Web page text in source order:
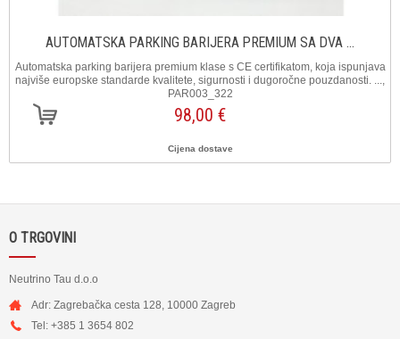
AUTOMATSKA PARKING BARIJERA PREMIUM SA DVA ...
Automatska parking barijera premium klase s CE certifikatom, koja ispunjava
najviše europske standarde kvalitete, sigurnosti i dugoročne pouzdanosti. ...,
PAR003_322
98,00 €
Cijena dostave
O TRGOVINI
Neutrino Tau d.o.o
Adr: Zagrebačka cesta 128, 10000 Zagreb
Tel: +385 1 3654 802